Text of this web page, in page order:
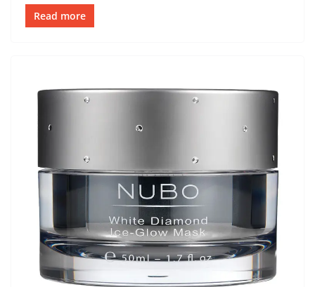
Read more